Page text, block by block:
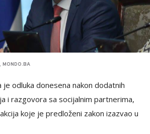
MONDO.BA
je odluka donesena nakon dodatnih
i razgovora sa socijalnim partnerima,
koje je predloženi zakon izazvao u